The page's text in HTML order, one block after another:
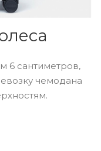
6 сантиметров,
чемодана